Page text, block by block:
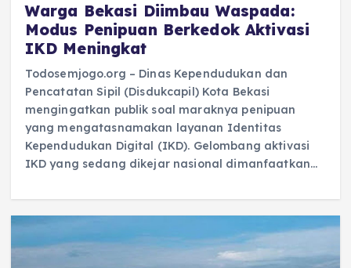
Warga Bekasi Diimbau Waspada:
Modus Penipuan Berkedok Aktivasi
IKD Meningkat
Todosemjogo.org – Dinas Kependudukan dan
Pencatatan Sipil (Disdukcapil) Kota Bekasi
mengingatkan publik soal maraknya penipuan
yang mengatasnamakan layanan Identitas
Kependudukan Digital (IKD). Gelombang aktivasi
IKD yang sedang dikejar nasional dimanfaatkan…